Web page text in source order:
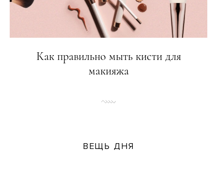
Как правильно мыть кисти для
макияжа
ВЕЩЬ ДНЯ